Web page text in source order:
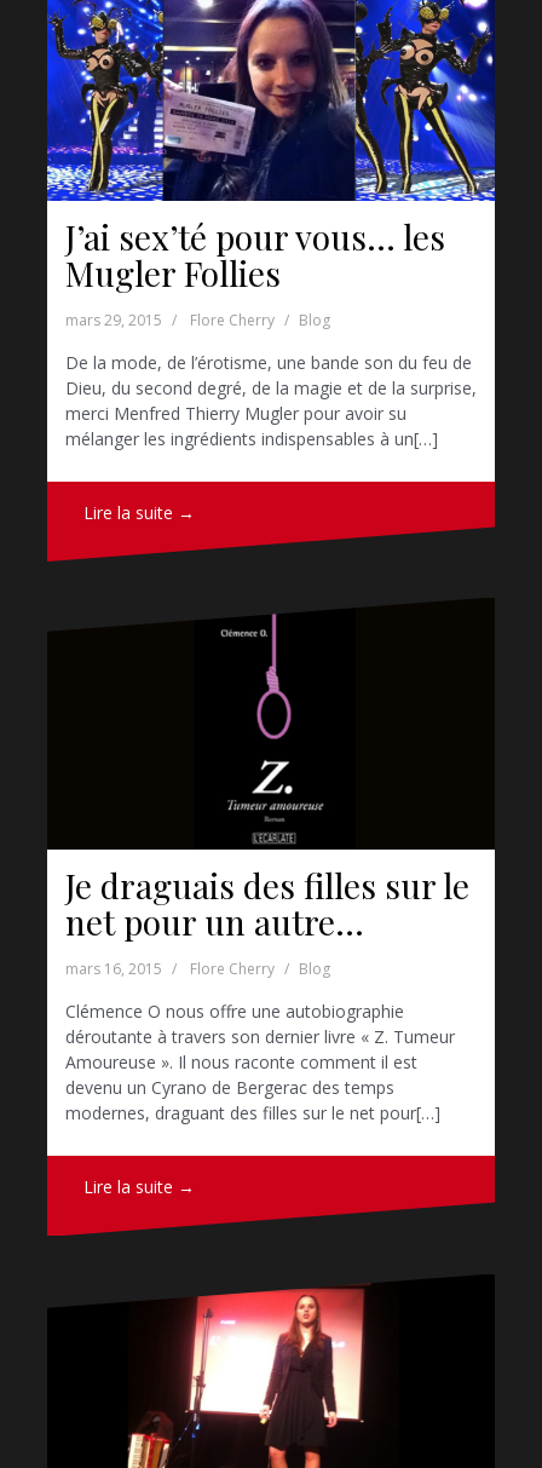
J’ai sex’té pour vous… les
Mugler Follies
mars 29, 2015 Flore Cherry Blog
De la mode, de l’érotisme, une bande son du feu de
Dieu, du second degré, de la magie et de la surprise,
merci Menfred Thierry Mugler pour avoir su
mélanger les ingrédients indispensables à un[…]
Lire la suite →
Je draguais des filles sur le
net pour un autre…
mars 16, 2015 Flore Cherry Blog
Clémence O nous offre une autobiographie
déroutante à travers son dernier livre « Z. Tumeur
Amoureuse ». Il nous raconte comment il est
devenu un Cyrano de Bergerac des temps
modernes, draguant des filles sur le net pour[…]
Lire la suite →